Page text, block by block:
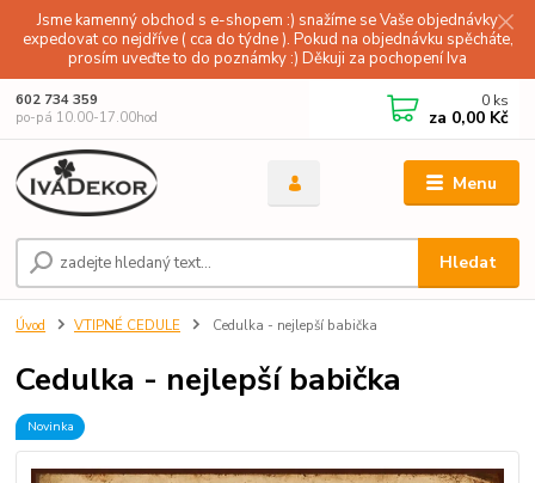
Jsme kamenný obchod s e-shopem :) snažíme se Vaše objednávky
expedovat co nejdříve ( cca do týdne ). Pokud na objednávku spěcháte,
prosím uveďte to do poznámky :) Děkuji za pochopení Iva
Menu
Hledat
602 734 359
po-pá 10.00-17.00hod
0 ks
za 0,00 Kč
Úvod VTIPNÉ CEDULE Cedulka - nejlepší babička
Cedulka - nejlepší babička
Novinka